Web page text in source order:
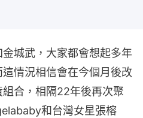
城武，大家都會想起多年
情況相信會在今個月後改
合，相隔22年後再次聚
和台灣女星張榕